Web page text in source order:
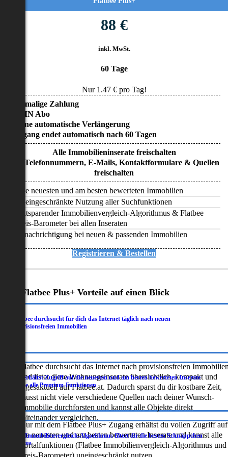
88 €
inkl. MwSt.
60 Tage
Nur 1.47€ pro Tag!
• Einmalige Zahlung
• KEIN Abo
• Keine automatische Verlängerung
• Zugang endet automatisch nach 60 Tagen
Alle Immobilieninserate freischalten
Alle Telefonnummern, E-Mails, Kontaktformulare & Quellen
freischalten
Alle neuesten und am besten bewerteten Immobilien
Uneingeschränkte Nutzung aller Suchfunktionen
Zeitsparender Immobilienvergleich-Algorithmus & Flatbee
Preis-Barometer bei allen Inseraten
Benachrichtigung bei neuen & passenden Immobilien
Registrieren & Bestellen
Flatbee Plus+ Vorteile auf einen Blick
Flatbee durchsucht für dich das Internet täglich nach neuen
provisionsfreien Immobilien
Flatbee durchsucht das Internet nach provisionsfreien
und listet diese Wohnungsinserate übersichtlich, kompakt und
tagesaktuell auf Flatbee.at. Dadurch sparst du dir kostbare Zeit,
musst nicht viele verschiedene Quellen nach deiner Wunsch-
Immobilie durchforsten und kannst alle Objekte direkt
miteinander vergleichen.
Du erhältst Zugriff auf die neuesten und am besten bewerteten Inserate
sowie alle Premium-Funktionen
Nur mit dem Flatbee Plus+ Zugang erhältst du vollen Zugriff auf
die neuesten und am besten bewerteten Inserate und kannst alle
Portalfunktionen (Flatbee Immobilienvergleich-Algorithmus und
Der Immobilienvergleich-Algorithmus filtert dir die besten Schnäppchen
heraus